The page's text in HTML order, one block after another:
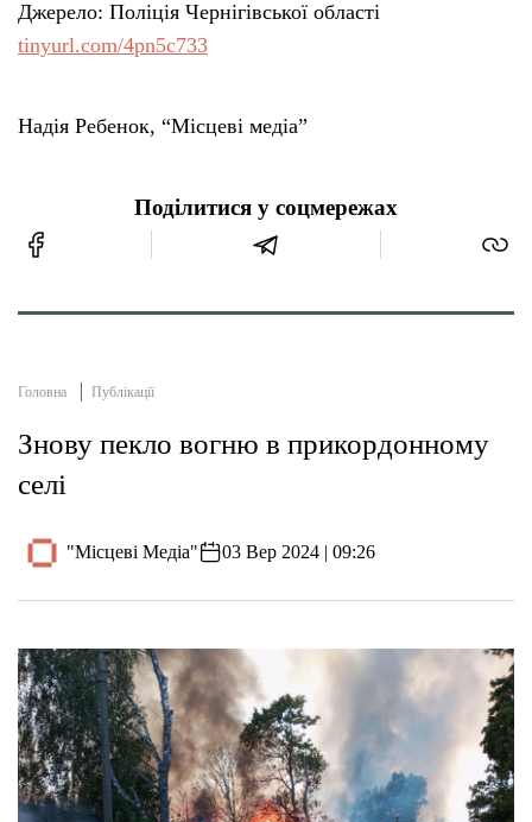
Джерело: Поліція Чернігівської області
tinyurl.com/4pn5c733
Надія Ребенок, “Місцеві медіа”
Поділитися у соцмережах
Головна Публікації
Знову пекло вогню в прикордонному
селі
"Місцеві Медіа" 03 Вер 2024 | 09:26